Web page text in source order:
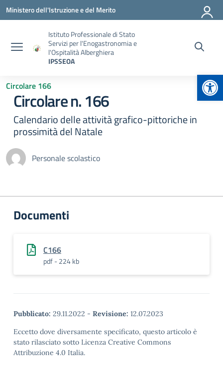
Vai ai contenuti
Vai al menu di navigazione
Vai al footer
Ministero dell'Istruzione e del Merito
Istituto Professionale di Stato
Servizi per l'Enogastronomia e
l'Ospitalità Alberghiera
IPSSEOA
Circolare 166
Circolare n. 166
Calendario delle attività grafico-pittoriche in
prossimità del Natale
Personale scolastico
Documenti
C166
pdf - 224 kb
Pubblicato: 29.11.2022 - Revisione: 12.07.2023
Eccetto dove diversamente specificato, questo articolo è
stato rilasciato sotto Licenza Creative Commons
Attribuzione 4.0 Italia.